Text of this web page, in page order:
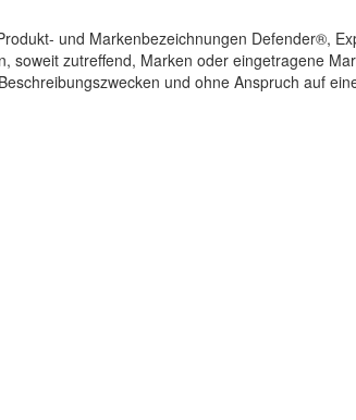
und Markenbezeichnungen Defender®,
zutreffend, Marken oder eingetragene
und ohne Anspruch auf